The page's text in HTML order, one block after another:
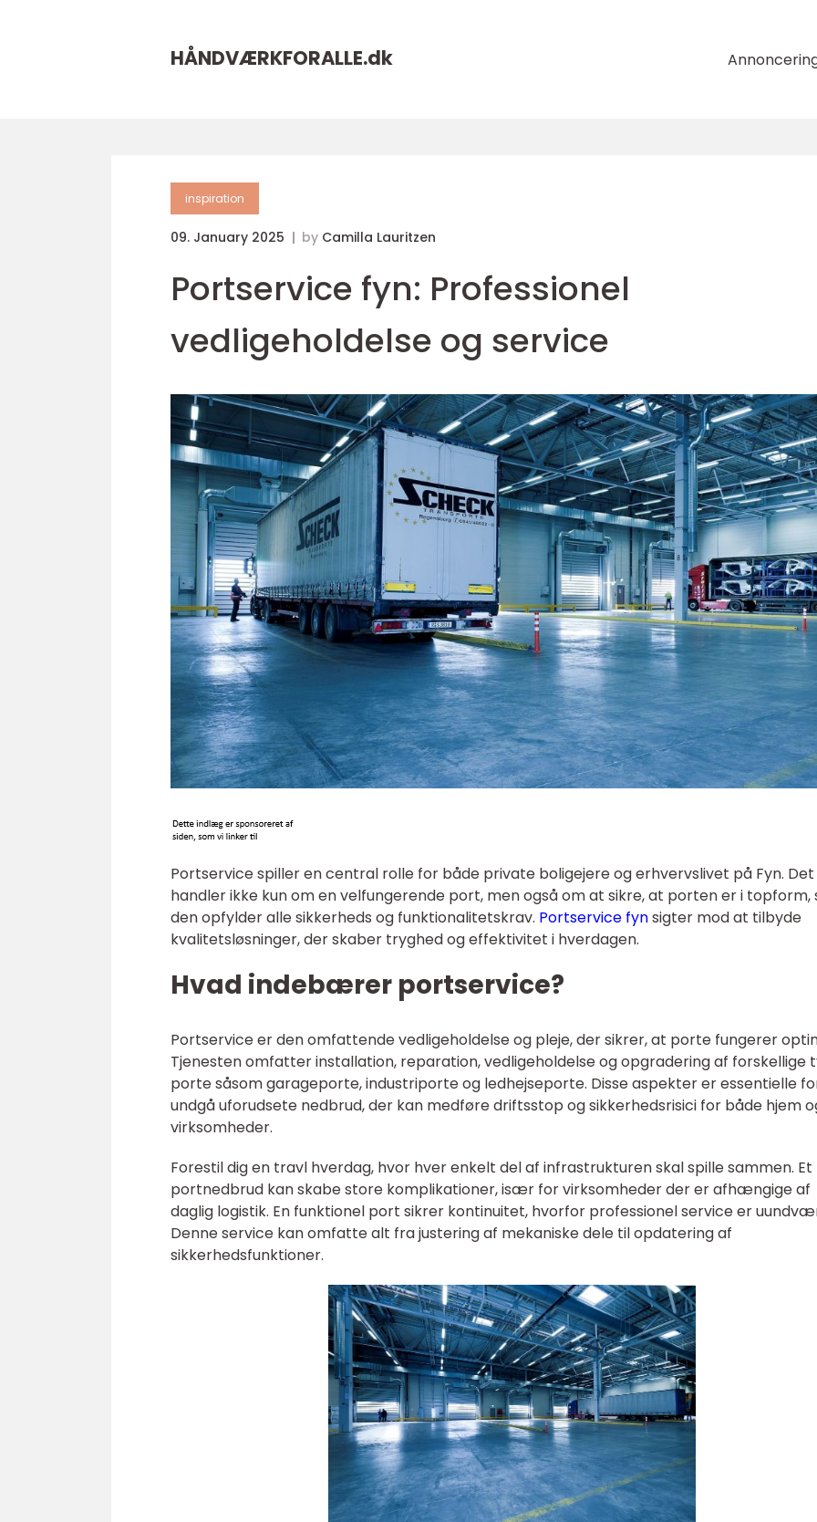
HÅNDVÆRKFORALLE.dk
inspiration
09. January 2025 by Camilla Lauritzen
Portservice fyn: Professionel
vedligeholdelse og service
Portservice spiller en central rolle for både private boligejere og erhvervslivet på Fyn. Det
handler ikke kun om en velfungerende port, men også om at sikre, at porten er i topform,
den opfylder alle sikkerheds og funktionalitetskrav. Portservice fynsigter mod at tilbyde
kvalitetsløsninger, der skaber tryghed og effektivitet i hverdagen.
Hvad indebærer portservice?
Portservice er den omfattende vedligeholdelse og pleje, der sikrer, at porte fungerer
Tjenesten omfatter installation, reparation, vedligeholdelse og opgradering af forskellige
porte såsom garageporte, industriporte og ledhejseporte. Disse aspekter er essentielle
undgå uforudsete nedbrud, der kan medføre driftsstop og sikkerhedsrisici for både hjem
virksomheder.
Forestil dig en travl hverdag, hvor hver enkelt del af infrastrukturen skal spille sammen. Et
portnedbrud kan skabe store komplikationer, især for virksomheder der er afhængige af
daglig logistik. En funktionel port sikrer kontinuitet, hvorfor professionel service er
Denne service kan omfatte alt fra justering af mekaniske dele til opdatering af
sikkerhedsfunktioner.